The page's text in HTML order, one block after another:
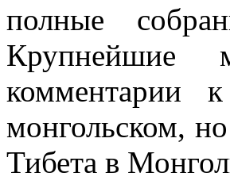
полные
Крупнейшие
комментарии
монгольском,
Тибета в